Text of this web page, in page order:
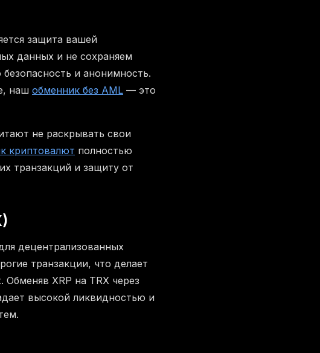
защита вашей
данных и не сохраняем
и анонимность.
наш обменник без AML — это
не раскрывать свои
криптовалют полностью
транзакций и защиту от
децентрализованных
транзакции, что делает
Обменяв XRP на TRX через
высокой ликвидностью и